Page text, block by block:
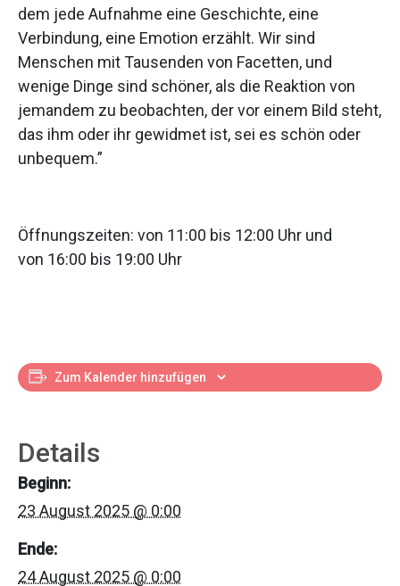
dem jede Aufnahme eine Geschichte, eine
Verbindung, eine Emotion erzählt. Wir sind
Menschen mit Tausenden von Facetten, und
wenige Dinge sind schöner, als die Reaktion von
jemandem zu beobachten, der vor einem Bild steht,
das ihm oder ihr gewidmet ist, sei es schön oder
unbequem.”
Öffnungszeiten: von 11:00 bis 12:00 Uhr und
von 16:00 bis 19:00 Uhr
Zum Kalender hinzufügen
Details
Beginn:
23 August 2025 @ 0:00
Ende:
24 August 2025 @ 0:00